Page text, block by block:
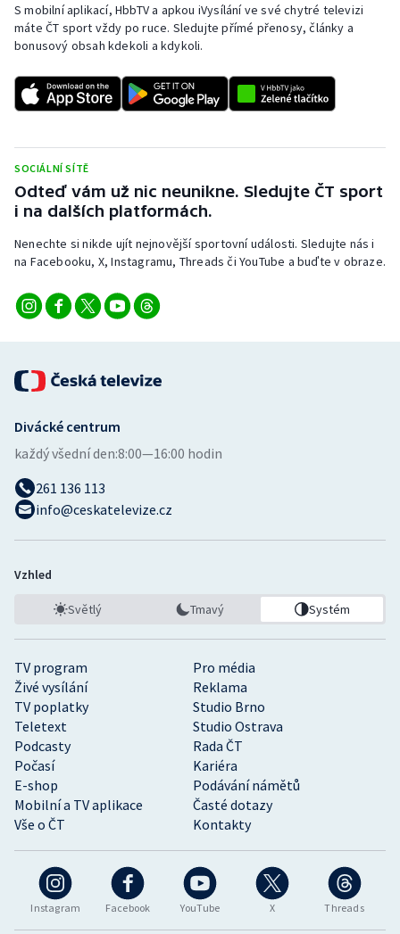
S mobilní aplikací, HbbTV a apkou iVysílání ve své chytré televizi
máte ČT sport vždy po ruce. Sledujte přímé přenosy, články a
bonusový obsah kdekoli a kdykoli.
SOCIÁLNÍ SÍTĚ
Odteď vám už nic neunikne. Sledujte ČT sport
i na dalších platformách.
Nenechte si nikde ujít nejnovější sportovní události. Sledujte nás i
na Facebooku, X, Instagramu, Threads či YouTube a buďte v obraze.
Instagram Facebook YouTube X Threads
TV program
Pro média
Živé vysílání
Reklama
TV poplatky
Studio Brno
Teletext
Studio Ostrava
Podcasty
Rada ČT
Počasí
Kariéra
E-shop
Podávání námětů
Mobilní a TV aplikace
Časté dotazy
Vše o ČT
Kontakty
Divácké centrum
každý všední den:8:00—16:00 hodin
261 136 113
info@ceskatelevize.cz
Vzhled
Světlý Tmavý Systém